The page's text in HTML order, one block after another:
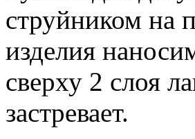
струйником на
изделия
сверху 2 слоя
застревает.